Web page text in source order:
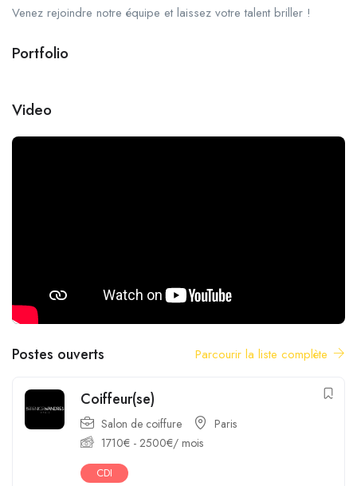
Venez rejoindre notre équipe et laissez votre talent briller !
Portfolio
Video
Postes ouverts Parcourir la liste complète
Coiffeur(se)
Salon de coiffure
Paris
1710€ - 2500€/ mois
CDI